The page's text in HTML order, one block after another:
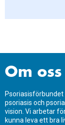
Om oss
psoriasis och
vision. Vi arbetar
kunna leva ett bra